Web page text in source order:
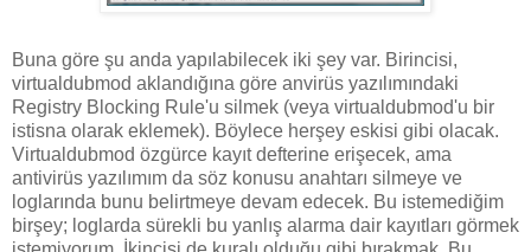
Buna göre şu anda yapılabilecek iki şey var. Birincisi,
virtualdubmod aklandığına göre anvirüs yazılımındaki
Registry Blocking Rule'u silmek (veya virtualdubmod'u bir
istisna olarak eklemek). Böylece herşey eskisi gibi olacak.
Virtualdubmod özgürce kayıt defterine erişecek, ama
antivirüs yazılımım da söz konusu anahtarı silmeye ve
loglarında bunu belirtmeye devam edecek. Bu istemediğim
birşey; loglarda sürekli bu yanlış alarma dair kayıtları görmek